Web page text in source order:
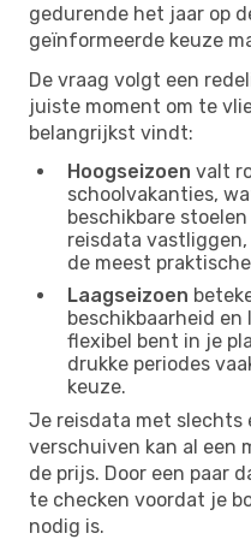
gedurende het jaar op
geïnformeerde keuze
De vraag volgt een
juiste moment om te
belangrijkst vindt:
Hoogseizoen valt
schoolvakanties,
beschikbare
reisdata
de meest
Laagseizoen
beschikbaarheid
flexibel bent in je
drukke periodes
keuze.
Je reisdata met slechts
verschuiven kan al een
de prijs. Door een paar
te checken voordat je
nodig is.